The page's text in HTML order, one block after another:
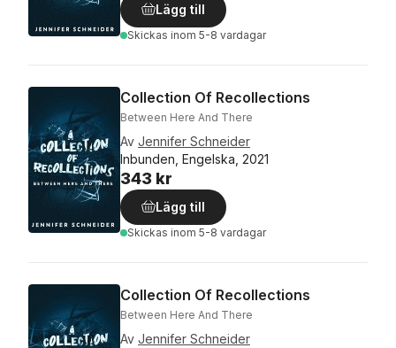
Lägg till
Skickas inom 5-8 vardagar
Collection Of Recollections
Between Here And There
Av Jennifer Schneider
Inbunden, Engelska, 2021
343 kr
Lägg till
Skickas inom 5-8 vardagar
Collection Of Recollections
Between Here And There
Av Jennifer Schneider